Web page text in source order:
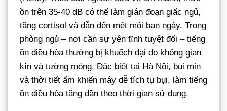
ồn trên 35-40 dB có thể làm gián đoạn giấc ngủ,
tăng cortisol và dẫn đến mệt mỏi ban ngày. Trong
phòng ngủ – nơi cần sự yên tĩnh tuyệt đối – tiếng
ồn điều hòa thường bị khuếch đại do không gian
kín và tường mỏng. Đặc biệt tại Hà Nội, bụi mịn
và thời tiết ẩm khiến máy dễ tích tụ bụi, làm tiếng
ồn điều hòa tăng dần theo thời gian sử dụng.